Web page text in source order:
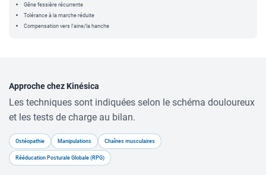
Gêne fessière récurrente
Tolérance à la marche réduite
Compensation vers l’aine/la hanche
Approche chez Kinésica
Les techniques sont indiquées selon le schéma douloureux
et les tests de charge au bilan.
Ostéopathie Manipulations Chaînes musculaires
Rééducation Posturale Globale (RPG)